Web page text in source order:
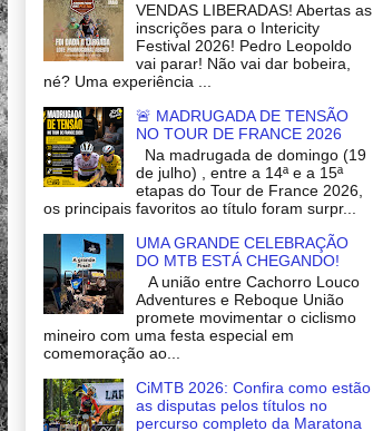
VENDAS LIBERADAS! Abertas as
inscrições para o Intericity
Festival 2026! Pedro Leopoldo
vai parar! Não vai dar bobeira,
né? Uma experiência ...
🚨 MADRUGADA DE TENSÃO
NO TOUR DE FRANCE 2026
Na madrugada de domingo (19
de julho) , entre a 14ª e a 15ª
etapas do Tour de France 2026,
os principais favoritos ao título foram surpr...
UMA GRANDE CELEBRAÇÃO
DO MTB ESTÁ CHEGANDO!
A união entre Cachorro Louco
Adventures e Reboque União
promete movimentar o ciclismo
mineiro com uma festa especial em
comemoração ao...
CiMTB 2026: Confira como estão
as disputas pelos títulos no
percurso completo da Maratona